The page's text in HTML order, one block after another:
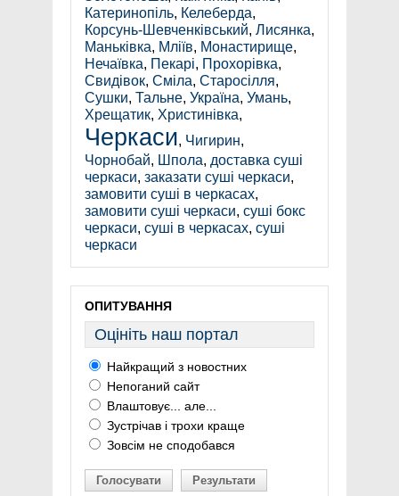
Катеринопіль, Келеберда,
Корсунь-Шевченківський, Лисянка,
Маньківка, Мліїв, Монастирище,
Нечаївка, Пекарі, Прохорівка,
Свидівок, Сміла, Старосілля,
Сушки, Тальне, Україна, Умань,
Хрещатик, Христинівка,
Черкаси, Чигирин,
Чорнобай, Шпола, доставка суші
черкаси, заказати суші черкаси,
замовити суші в черкасах,
замовити суші черкаси, суші бокс
черкаси, суші в черкасах, суші
черкаси
ОПИТУВАННЯ
Оцініть наш портал
Найкращий з новостних
Непоганий сайт
Влаштовує... але...
Зустрічав і трохи краще
Зовсім не сподобався
Голосувати Результати